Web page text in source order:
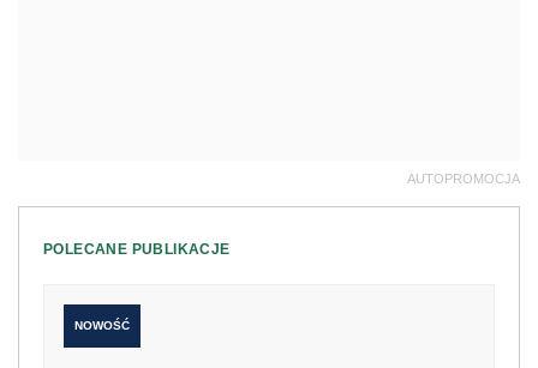
AUTOPROMOCJA
POLECANE PUBLIKACJE
NOWOŚĆ